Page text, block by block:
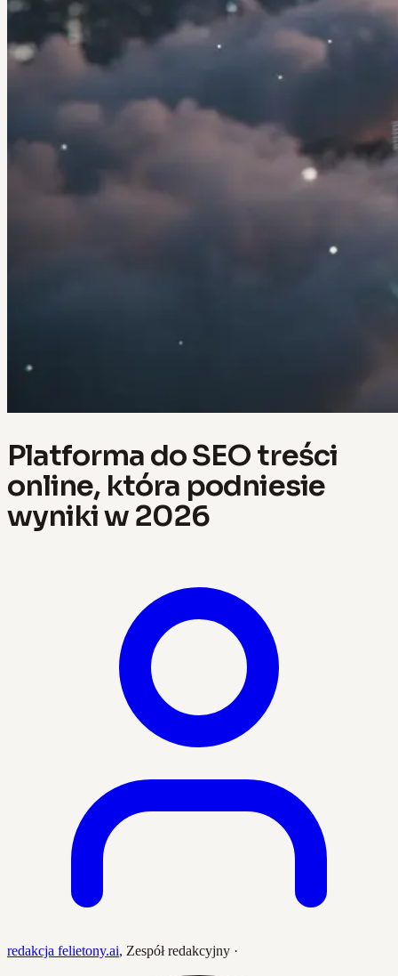
Platforma do SEO treści
online, która podniesie
wyniki w 2026
redakcja felietony.ai, Zespół redakcyjny ·